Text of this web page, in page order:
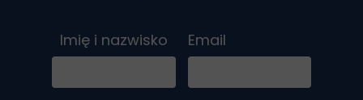
Imię i nazwisko Email